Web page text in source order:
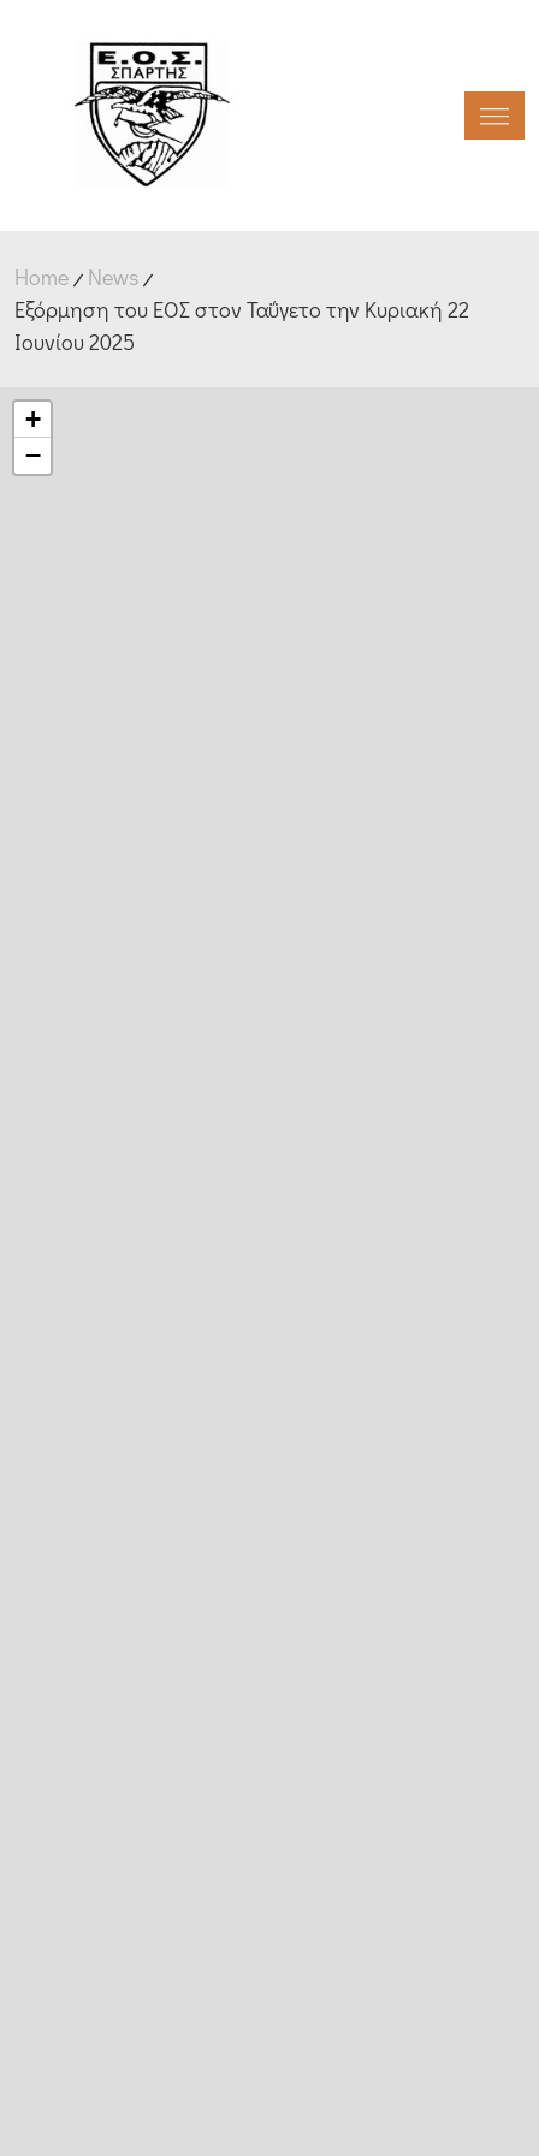
Home
News
Εξόρμηση του ΕΟΣ στον Ταΰγετο την Κυριακή 22
Ιουνίου 2025
+
−